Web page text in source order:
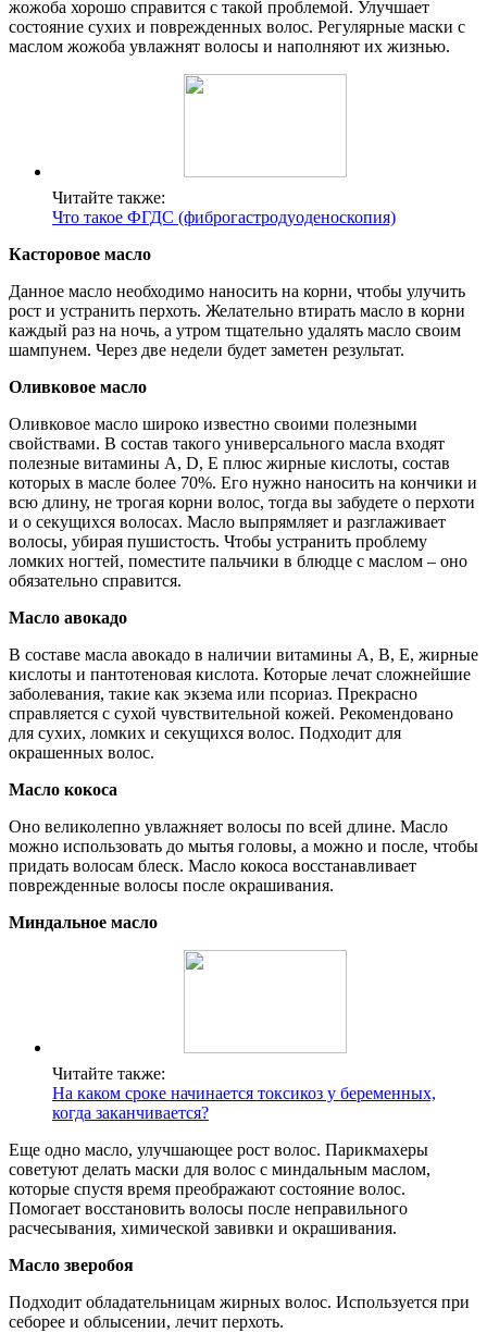
жожоба хорошо справится с такой проблемой. Улучшает
состояние сухих и поврежденных волос. Регулярные маски с
маслом жожоба увлажнят волосы и наполняют их жизнью.
Читайте также:
Что такое ФГДС (фиброгастродуоденоскопия)
Касторовое масло
Данное масло необходимо наносить на корни, чтобы улучить
рост и устранить перхоть. Желательно втирать масло в корни
каждый раз на ночь, а утром тщательно удалять масло своим
шампунем. Через две недели будет заметен результат.
Оливковое масло
Оливковое масло широко известно своими полезными
свойствами. В состав такого универсального масла входят
полезные витамины А, D, E плюс жирные кислоты, состав
которых в масле более 70%. Его нужно наносить на кончики и
всю длину, не трогая корни волос, тогда вы забудете о перхоти
и о секущихся волосах. Масло выпрямляет и разглаживает
волосы, убирая пушистость. Чтобы устранить проблему
ломких ногтей, поместите пальчики в блюдце с маслом – оно
обязательно справится.
Масло авокадо
В составе масла авокадо в наличии витамины А, В, Е, жирные
кислоты и пантотеновая кислота. Которые лечат сложнейшие
заболевания, такие как экзема или псориаз. Прекрасно
справляется с сухой чувствительной кожей. Рекомендовано
для сухих, ломких и секущихся волос. Подходит для
окрашенных волос.
Масло кокоса
Оно великолепно увлажняет волосы по всей длине. Масло
можно использовать до мытья головы, а можно и после, чтобы
придать волосам блеск. Масло кокоса восстанавливает
поврежденные волосы после окрашивания.
Миндальное масло
Читайте также:
На каком сроке начинается токсикоз у беременных,
когда заканчивается?
Еще одно масло, улучшающее рост волос. Парикмахеры
советуют делать маски для волос с миндальным маслом,
которые спустя время преображают состояние волос.
Помогает восстановить волосы после неправильного
расчесывания, химической завивки и окрашивания.
Масло зверобоя
Подходит обладательницам жирных волос. Используется при
себорее и облысении, лечит перхоть.